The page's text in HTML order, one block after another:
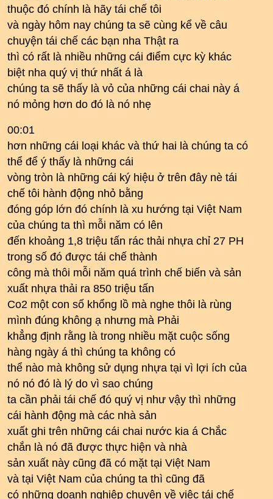
thuộc đó chính là hãy tái chế tôi
và ngày hôm nay chúng ta sẽ cùng kể về câu
chuyện tái chế các bạn nha Thật ra
thì có rất là nhiều những cái điểm cực kỳ khác
biệt nha quý vị thứ nhất á là
chúng ta sẽ thấy là vỏ của những cái chai này á
nó mỏng hơn do đó là nó nhẹ
00:01
hơn những cái loại khác và thứ hai là chúng ta có
thể để ý thấy là những cái
vòng tròn là những cái ký hiệu ở trên đây nè tái
chế tôi hành động nhỏ bằng
đóng góp lớn đó chính là xu hướng tại Việt Nam
của chúng ta thì mỗi năm có lên
đến khoảng 1,8 triệu tấn rác thải nhựa chỉ 27 PH
trong số đó được tái chế thành
công mà thôi mỗi năm quá trình chế biến và sản
xuất nhựa thải ra 850 triệu tấn
Co2 một con số khổng lồ mà nghe thôi là rùng
mình đúng không ạ nhưng mà Phải
khẳng định rằng là trong nhiều mặt cuộc sống
hàng ngày á thì chúng ta không có
thể nào mà không sử dụng nhựa tại vì lợi ích của
nó nó đó là lý do vì sao chúng
ta cần phải tái chế đó quý vị như vậy thì những
cái hành động mà các nhà sản
xuất ghi trên những cái chai nước kia á Chắc
chắn là nó đã được thực hiện và nhà
sản xuất này cũng đã có mặt tại Việt Nam
và tại Việt Nam của chúng ta thì cũng đã
có những doanh nghiệp chuyên về việc tái chế